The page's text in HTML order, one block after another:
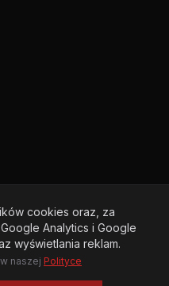
Wszelkie prawa zastrzeżone.
osób pełnoletnich.
cookies oraz, za
Analytics i Google
wyświetlania reklam.
naszej Polityce